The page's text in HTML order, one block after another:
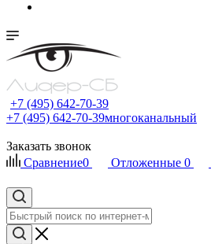
+7 (495) 642-70-39
+7 (495) 642-70-39многоканальный
Заказать звонок
Сравнение0 Отложенные 0